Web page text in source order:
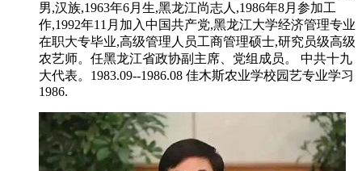
男,汉族,1963年6月生,黑龙江尚志人,1986年8月参加工
作,1992年11月加入中国共产党,黑龙江大学经济管理专业
在职大专毕业,高级管理人员工商管理硕士,研究员级高级
农艺师。任黑龙江省政协副主席、党组成员。 中共十九
大代表。1983.09--1986.08 佳木斯农业学校园艺专业学习
1986.